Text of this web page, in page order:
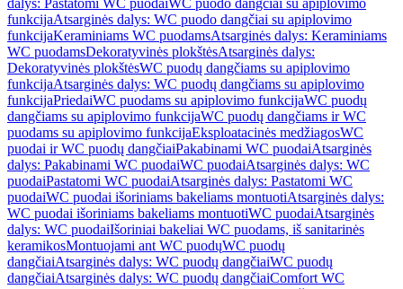
dalys: Pastatomi WC puodaiWC puodo dangčiai su apiplovimo
funkcijaAtsarginės dalys: WC puodo dangčiai su apiplovimo
funkcijaKeraminiams WC puodamsAtsarginės dalys: Keraminiams
WC puodamsDekoratyvinės plokštėsAtsarginės dalys:
Dekoratyvinės plokštėsWC puodų dangčiams su apiplovimo
funkcijaAtsarginės dalys: WC puodų dangčiams su apiplovimo
funkcijaPriedaiWC puodams su apiplovimo funkcijaWC puodų
dangčiams su apiplovimo funkcijaWC puodų dangčiams ir WC
puodams su apiplovimo funkcijaEksploatacinės medžiagosWC
puodai ir WC puodų dangčiaiPakabinami WC puodaiAtsarginės
dalys: Pakabinami WC puodaiWC puodaiAtsarginės dalys: WC
puodaiPastatomi WC puodaiAtsarginės dalys: Pastatomi WC
puodaiWC puodai išoriniams bakeliams montuotiAtsarginės dalys:
WC puodai išoriniams bakeliams montuotiWC puodaiAtsarginės
dalys: WC puodaiIšoriniai bakeliai WC puodams, iš sanitarinės
keramikosMontuojami ant WC puodųWC puodų
dangčiaiAtsarginės dalys: WC puodų dangčiaiWC puodų
dangčiaiAtsarginės dalys: WC puodų dangčiaiComfort WC